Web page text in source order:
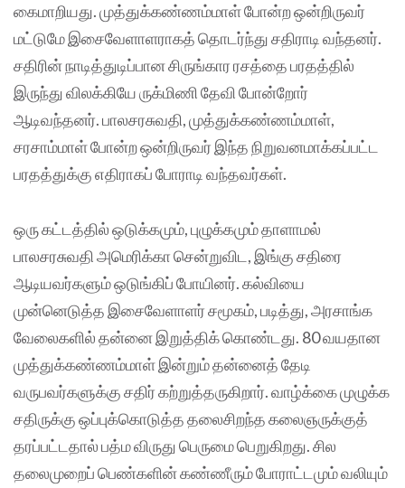
கைமாறியது. முத்துக்கண்ணம்மாள் போன்ற ஒன்றிருவர்
மட்டுமே இசைவேளாளராகத் தொடர்ந்து சதிராடி வந்தனர்.
சதிரின் நாடித்துடிப்பான சிருங்கார ரசத்தை பரதத்தில்
இருந்து விலக்கியே ருக்மிணி தேவி போன்றோர்
ஆடிவந்தனர். பாலசரசுவதி, முத்துக்கண்ணம்மாள்,
சரசாம்மாள் போன்ற ஒன்றிருவர் இந்த நிறுவனமாக்கப்பட்ட
பரதத்துக்கு எதிராகப் போராடி வந்தவர்கள்.
ஒரு கட்டத்தில் ஒடுக்கமும், புழுக்கமும் தாளாமல்
பாலசரசுவதி அமெரிக்கா சென்றுவிட, இங்கு சதிரை
ஆடியவர்களும் ஒடுங்கிப் போயினர். கல்வியை
முன்னெடுத்த இசைவேளாளர் சமூகம், படித்து, அரசாங்க
வேலைகளில் தன்னை இறுத்திக் கொண்டது. 80 வயதான
முத்துக்கண்ணம்மாள் இன்றும் தன்னைத் தேடி
வருபவர்களுக்கு சதிர் கற்றுத்தருகிறார். வாழ்க்கை முழுக்க
சதிருக்கு ஒப்புக்கொடுத்த தலைசிறந்த கலைஞருக்குத்
தரப்பட்டதால் பத்ம விருது பெருமை பெறுகிறது. சில
தலைமுறைப் பெண்களின் கண்ணீரும் போராட்டமும் வலியும்